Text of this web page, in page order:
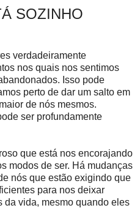
SOZINHO
verdadeiramente
nos quais nos sentimos
Isso pode
perto de dar um salto em
de nós mesmos.
ser profundamente
que está nos encorajando
modos de ser. Há mudanças
nós que estão exigindo que
para nos deixar
da vida, mesmo quando eles